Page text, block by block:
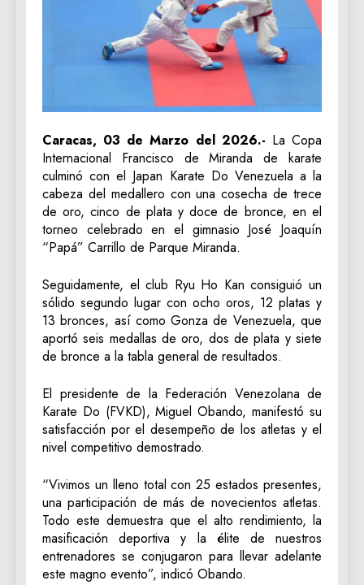
Caracas, 03 de Marzo del 2026.- La Copa
Internacional Francisco de Miranda de karate
culminó con el Japan Karate Do Venezuela a la
cabeza del medallero con una cosecha de trece
de oro, cinco de plata y doce de bronce, en el
torneo celebrado en el gimnasio José Joaquín
“Papá” Carrillo de Parque Miranda.
Seguidamente, el club Ryu Ho Kan consiguió un
sólido segundo lugar con ocho oros, 12 platas y
13 bronces, así como Gonza de Venezuela, que
aportó seis medallas de oro, dos de plata y siete
de bronce a la tabla general de resultados.
El presidente de la Federación Venezolana de
Karate Do (FVKD), Miguel Obando, manifestó su
satisfacción por el desempeño de los atletas y el
nivel competitivo demostrado.
“Vivimos un lleno total con 25 estados presentes,
una participación de más de novecientos atletas.
Todo este demuestra que el alto rendimiento, la
masificación deportiva y la élite de nuestros
entrenadores se conjugaron para llevar adelante
este magno evento”, indicó Obando.